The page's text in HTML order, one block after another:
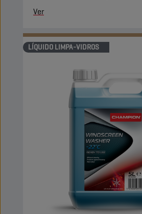
Ver
LÍQUIDO LIMPA-VIDROS